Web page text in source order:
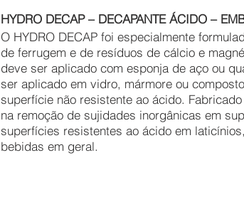
HYDRO DECAP – DECAPANTE ÁCIDO –
O HYDRO DECAP foi especialmente
de ferrugem e de resíduos de cálcio e
deve ser aplicado com esponja de aço ou
ser aplicado em vidro, mármore ou
superfície não resistente ao ácido.
na remoção de sujidades inorgânicas em
superfícies resistentes ao ácido em
bebidas em geral.